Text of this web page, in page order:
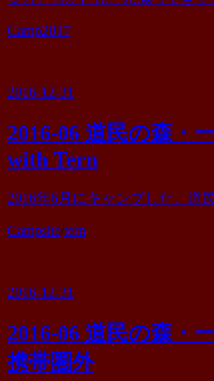
カ
リ
Camp2017
2016-12-31
2016-06 道民の森・
with Tern
2016年6月にキャンプした、道
カ
リ
Campsite/tern
2016-12-31
2016-06 道民の森・
携帯圏外